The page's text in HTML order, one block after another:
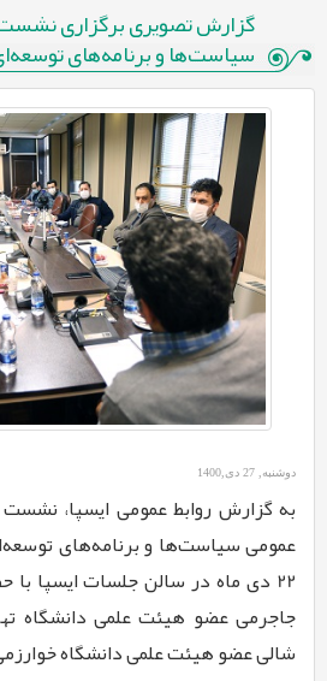
گزارش تصویری برگزاری
سیاست‌ها و برنامه‌های
دوشنبه, 27 دی,1400
به گزارش روابط عمومی ایسپا،
عمومی سیاست‌ها و برنامه‌های
22 دی ماه در سالن جلسات ایسپا
جاجرمی عضو هیئت علمی دانشگاه
شالی عضو هیئت علمی دانشگاه